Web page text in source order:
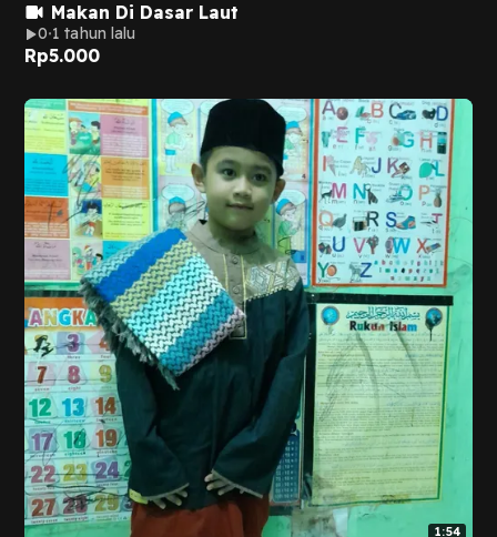
Makan Di Dasar Laut
0 1 tahun lalu
Rp5.000
1:54